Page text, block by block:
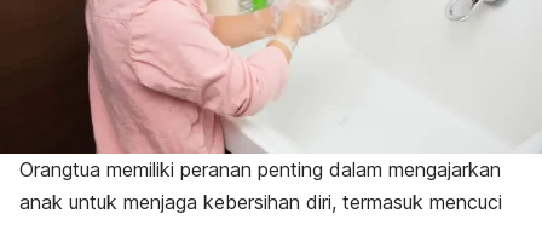
Orangtua memiliki peranan penting dalam mengajarkan
anak untuk menjaga kebersihan diri, termasuk mencuci